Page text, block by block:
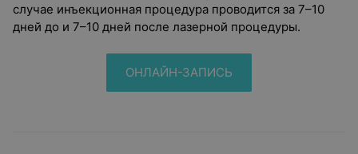
случае инъекционная процедура проводится за 7–10
дней до и 7–10 дней после лазерной процедуры.
ОНЛАЙН-ЗАПИСЬ